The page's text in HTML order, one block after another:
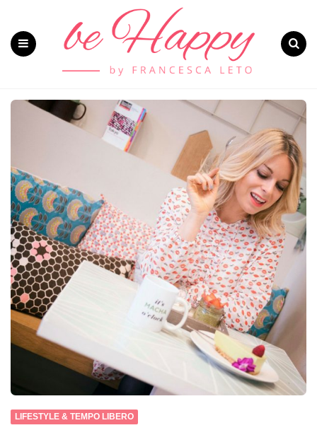
LIFESTYLE & TEMPO LIBERO